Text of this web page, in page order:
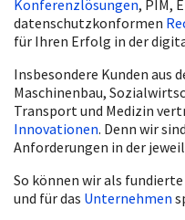
Konferenzlösungen, PIM,
datenschutzkonformen
für Ihren Erfolg in der
Insbesondere Kunden aus
Maschinenbau,
Transport und Medizin
Innovationen. Denn wir
Anforderungen in der
So können wir als
und für das Unternehmen